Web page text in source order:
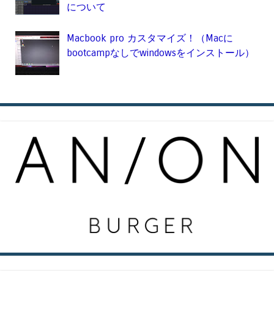
について
Macbook pro カスタマイズ！（Macに
bootcampなしでwindowsをインストール）